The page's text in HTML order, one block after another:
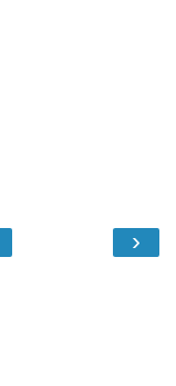
›